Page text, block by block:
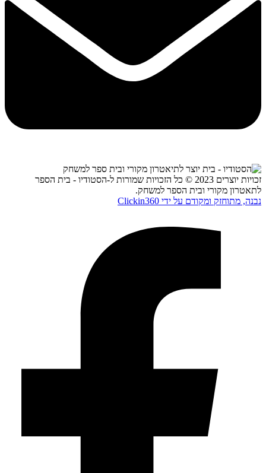
זכויות יוצרים 2023 © כל הזכויות שמורות ל-הסטודיו - בית הספר
לתאטרון מקורי ובית הספר למשחק.
נבנה, מתוחזק ומקודם על ידי Clickin360